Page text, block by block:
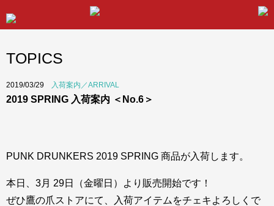
TOPICS
2019/03/29 入荷案内／ARRIVAL
2019 SPRING 入荷案内 ＜No.6＞
PUNK DRUNKERS 2019 SPRING 商品が入荷します。
本日、3月 29日（金曜日）より販売開始です！
ぜひ鷹の爪ストアにて、入荷アイテムをチェキよろしくで